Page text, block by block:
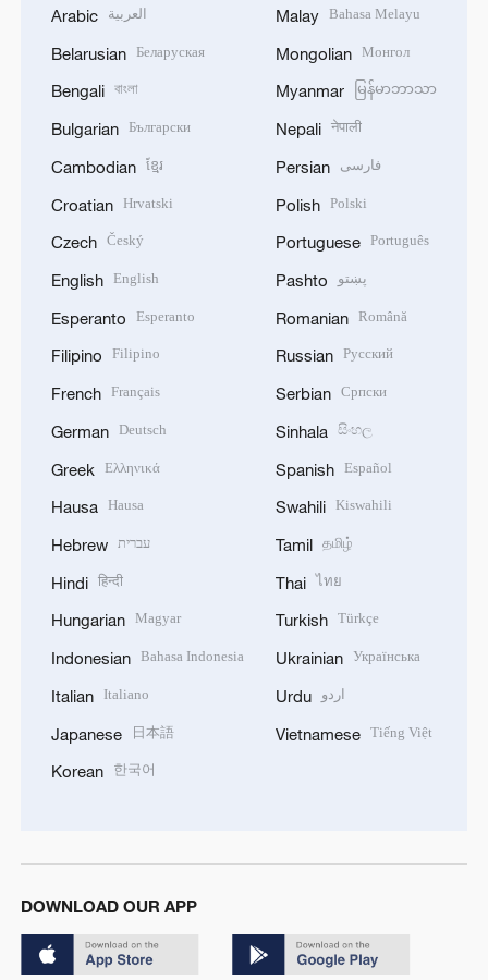
Arabic العربية
Belarusian Беларуская
Bengali বাংলা
Bulgarian Български
Cambodian ខ្មែរ
Croatian Hrvatski
Czech Český
English English
Esperanto Esperanto
Filipino Filipino
French Français
German Deutsch
Greek Ελληνικά
Hausa Hausa
Hebrew עברית
Hindi हिन्दी
Hungarian Magyar
Indonesian Bahasa Indonesia
Italian Italiano
Japanese 日本語
Korean 한국어
Malay Bahasa Melayu
Mongolian Монгол
Myanmar မြန်မာဘာသာ
Nepali नेपाली
Persian فارسی
Polish Polski
Portuguese Português
Pashto پښتو
Romanian Română
Russian Русский
Serbian Српски
Sinhala සිංහල
Spanish Español
Swahili Kiswahili
Tamil தமிழ்
Thai ไทย
Turkish Türkçe
Ukrainian Українська
Urdu اردو
Vietnamese Tiếng Việt
DOWNLOAD OUR APP